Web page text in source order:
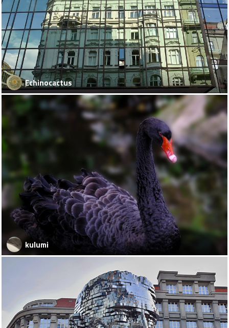
Echinocactus
kulumi